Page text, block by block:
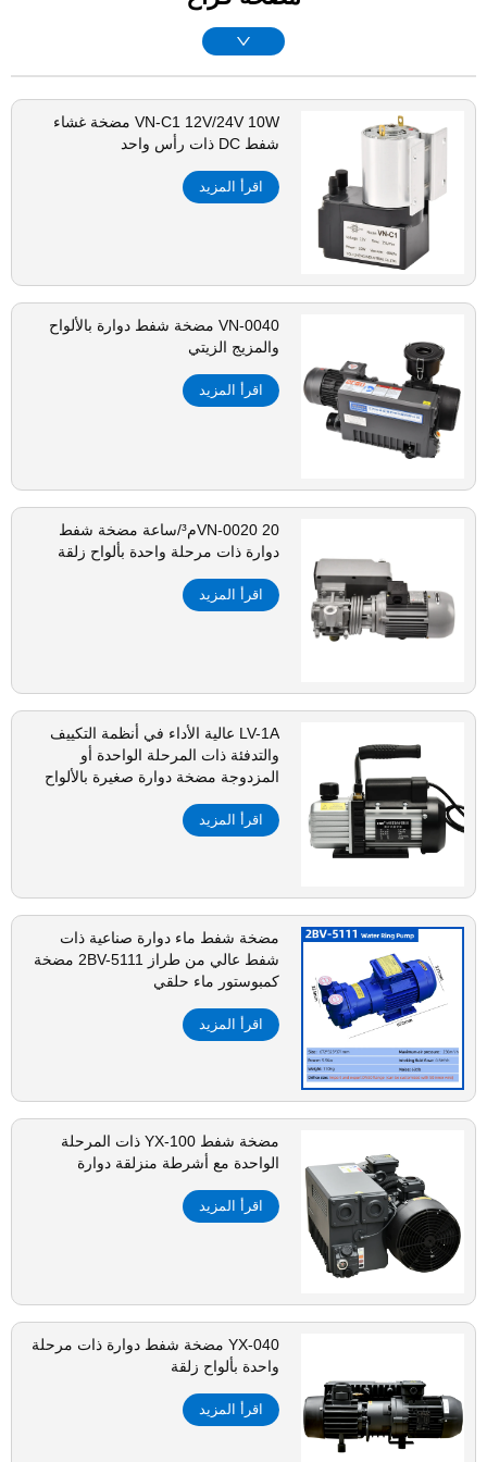
VN-C1 12V/24V 10W مضخة غشاء
شفط DC ذات رأس واحد
اقرأ المزيد
VN-0040 مضخة شفط دوارة بالألواح
والمزيج الزيتي
اقرأ المزيد
VN-0020 20م³/ساعة مضخة شفط
دوارة ذات مرحلة واحدة بألواح زلقة
اقرأ المزيد
LV-1A عالية الأداء في أنظمة التكييف
والتدفئة ذات المرحلة الواحدة أو
المزدوجة مضخة دوارة صغيرة بالألواح
اقرأ المزيد
مضخة شفط ماء دوارة صناعية ذات
شفط عالي من طراز 2BV-5111 مضخة
كمبوستور ماء حلقي
اقرأ المزيد
مضخة شفط YX-100 ذات المرحلة
الواحدة مع أشرطة منزلقة دوارة
اقرأ المزيد
YX-040 مضخة شفط دوارة ذات مرحلة
واحدة بألواح زلقة
اقرأ المزيد